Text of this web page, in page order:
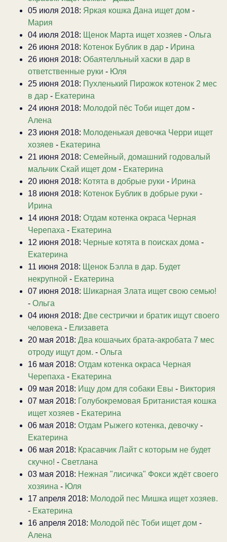
05 июля 2018: Яркая кошка Дана ищет дом -
Мария
04 июля 2018: Щенок Марта ищет хозяев - Ольга
26 июня 2018: Котенок Бублик в дар - Ирина
26 июня 2018: Обаятелльный хаски в дар в
ответственные руки - Юля
25 июня 2018: Пухленький Пирожок котенок 2 мес
в дар - Екатерина
24 июня 2018: Молодой пёс Тоби ищет дом -
Алена
23 июня 2018: Молоденькая девочка Черри ищет
хозяев - Екатерина
21 июня 2018: Семейный, домашний годовалый
мальчик Скай ищет дом - Екатерина
20 июня 2018: Котята в добрые руки - Ирина
18 июня 2018: Котенок Бублик в добрые руки -
Ирина
14 июня 2018: Отдам котенка окраса Черная
Черепаха - Екатерина
12 июня 2018: Черные котята в поисках дома -
Екатерина
11 июня 2018: Щенок Бэлла в дар. Будет
некрупной - Екатерина
07 июня 2018: Шикарная Злата ищет свою семью!
- Ольга
04 июня 2018: Две сестрички и братик ищут своего
человека - Елизавета
20 мая 2018: Два кошачьих брата-акробата 7 мес
отроду ищут дом. - Ольга
16 мая 2018: Отдам котенка окраса Черная
Черепаха - Екатерина
09 мая 2018: Ищу дом для собаки Евы - Виктория
07 мая 2018: Голубокремовая Британистая кошка
ищет хозяев - Екатерина
06 мая 2018: Отдам Рыжего котенка, девочку -
Екатерина
06 мая 2018: Красавчик Лайт с которым не будет
скучно! - Светлана
03 мая 2018: Нежная "лисичка" Фокси ждёт своего
хозяина - Юля
17 апреля 2018: Молодой пес Мишка ищет хозяев.
- Екатерина
16 апреля 2018: Молодой пёс Тоби ищет дом -
Алена